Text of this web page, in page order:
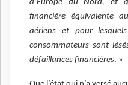
d’Europe du Nord, et
financière équivalente
aériens et pour
consommateurs sont
défaillances financières. »